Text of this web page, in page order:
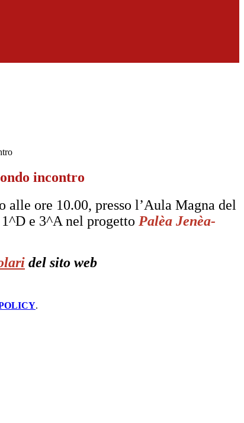
incontro
alle ore 10.00, presso l’Aula Magna del
e 3^A nel progetto Palèa Jenèa-
del sito web
.